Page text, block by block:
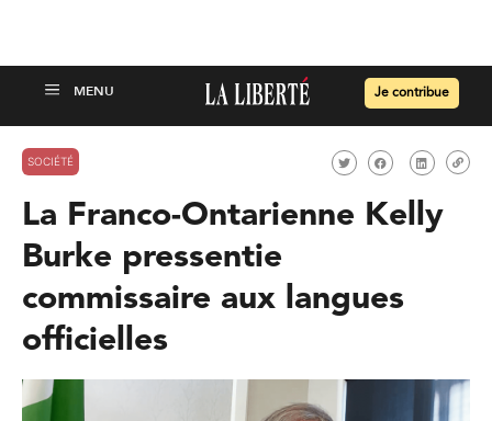
Je contribue
SOCIÉTÉ
La Franco-Ontarienne Kelly
Burke pressentie
commissaire aux langues
officielles